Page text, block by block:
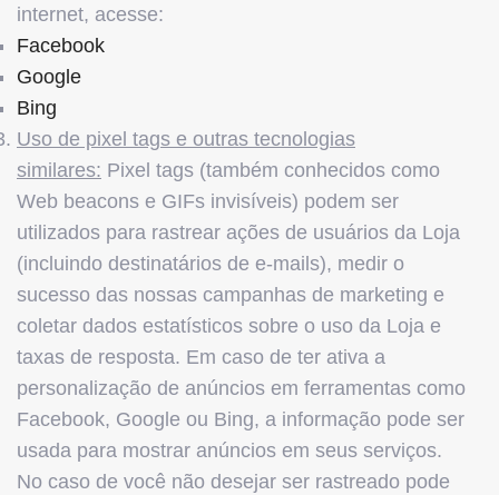
internet, acesse:
Facebook
Google
Bing
Uso de pixel tags e outras tecnologias
similares: Pixel tags (também conhecidos como
Web beacons e GIFs invisíveis) podem ser
utilizados para rastrear ações de usuários da Loja
(incluindo destinatários de e-mails), medir o
sucesso das nossas campanhas de marketing e
coletar dados estatísticos sobre o uso da Loja e
taxas de resposta. Em caso de ter ativa a
personalização de anúncios em ferramentas como
Facebook, Google ou Bing, a informação pode ser
usada para mostrar anúncios em seus serviços.
No caso de você não desejar ser rastreado pode